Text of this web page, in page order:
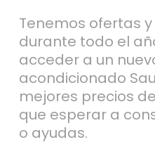
Tenemos ofertas
durante todo el
acceder a un
acondicionado
mejores precios
que esperar a
o ayudas.